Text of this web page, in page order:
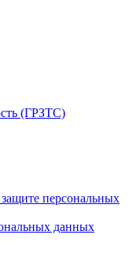
(ГРЗТС)
персональных
данных